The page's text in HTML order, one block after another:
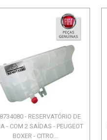
- RESERVATÓRIO DE
- COM 2 SAÍDAS - PEUGEOT
BOXER - CITRO...